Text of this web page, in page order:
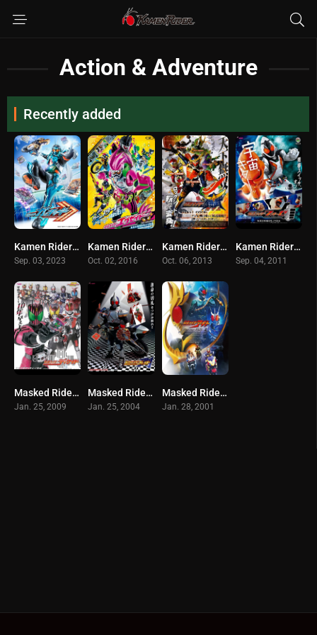
Action & Adventure
Recently added
Kamen Rider Gotchard (2023) มาสค์ไรเดอร์ ก็อตชาร์ด
Sep. 03, 2023
Kamen Rider Ex-Aid (2016) มาสค์ไรเดอร์เอ็กเซด
Oct. 02, 2016
Kamen Rider Gaim (2013) มาสค์ไรเดอร์ไกมุ
Oct. 06, 2013
Kamen Rider Fourze (2011) มาสค์ไรเดอร์โฟร์เซ
Sep. 04, 2011
Masked Rider DECADE (2009) มาสค์ไรเดอร์ ดีเคด
Jan. 25, 2009
Masked Rider Blade (2004) มาส์คไรเดอร์เบลด
Jan. 25, 2004
Masked Rider Agito (2001) มาสค์ไรเดอร์ อากิโตะ
Jan. 28, 2001